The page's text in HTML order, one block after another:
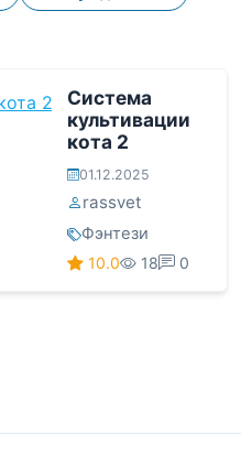
Система
культивации
кота 2
01.12.2025
rassvet
Фэнтези
10.0 18 0